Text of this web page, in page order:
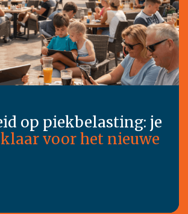
op piekbelasting: je
voor het nieuwe